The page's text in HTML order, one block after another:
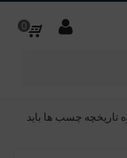
0
تاریخچه چسب ها باید